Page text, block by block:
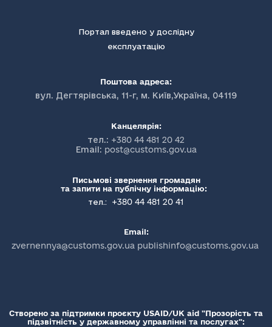
Портал введено у дослідну
експлуатацію
Поштова адреса:
вул. Дегтярівська, 11-г, м. Київ,Україна, 04119
Канцелярія:
тел.: +380 44 481 20 42
Email: post@customs.gov.ua
Письмові звернення громадян
та запити на публічну інформацію:
тел.:
+380 44 481 20 41
Email:
zvernennya@customs.gov.ua publishinfo@customs.gov.ua
Створено за підтримки проєкту USAID/UK aid "Прозорість та
підзвітність у державному управлінні та послугах":